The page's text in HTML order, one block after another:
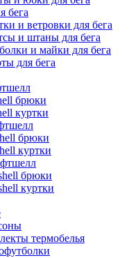
бега
и ветровки для бега
и штаны для бега
и майки для бега
для бега
брюки
куртки
брюки
куртки
брюки
куртки
термобелья